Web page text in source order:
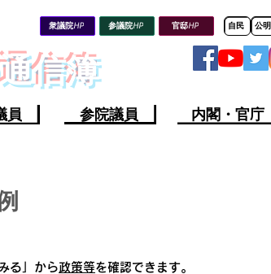
衆議院HP 参議院HP
信簿
員 参院議員
官邸HP 自民 公明
内閣・官庁
る」から政策等を確認できます。